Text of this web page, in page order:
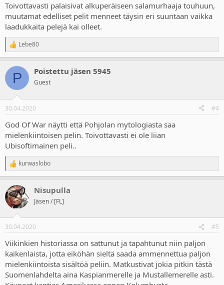
Toivottavasti palaisivat alkuperäiseen salamurhaaja touhuun,
muutamat edelliset pelit menneet täysin eri suuntaan vaikka
laadukkaita pelejä kai olleet.
R
e
c
i
s
Lebe80
P Poistettu jäsen 5945
Guest
30.04.2020 #4
God Of War näytti että Pohjolan mytologiasta saa
mielenkiintoisen pelin. Toivottavasti ei ole liian
Ubisoftimainen peli..
R
e
c
t
i
s
kurwaslobo
Nisupulla
Jäsen / [FL]
30.04.2020 #5
Viikinkien historiassa on sattunut ja tapahtunut niin paljon
kaikenlaista, jotta eiköhän sieltä saada ammennettua paljon
mielenkiintoista sisältöä peliin. Matkustivat jokia pitkin tästä
Suomenlahdelta aina Kaspianmerelle ja Mustallemerelle asti.